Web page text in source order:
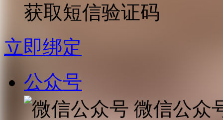
获取短信验证码
立即绑定
公众号
微信公众